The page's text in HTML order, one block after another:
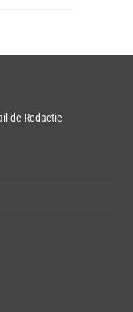
de Redactie